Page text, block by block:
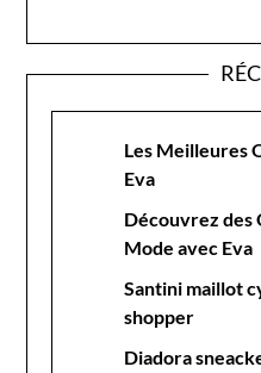
Les Meilleures
Eva
Découvrez des
Mode avec Eva
Santini maillot
shopper
Diadora